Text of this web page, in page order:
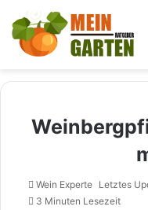
Wein Experte Letztes
3 Minuten Lesezeit